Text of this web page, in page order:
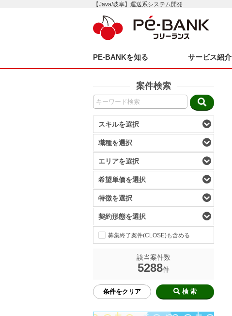
【Java/岐阜】運送系システム開発
PE-BANKを知る サービス紹介
案件検索
スキルを選択
職種を選択
エリアを選択
希望単価を選択
特徴を選択
契約形態を選択
募集終了案件(CLOSE)も含める
該当案件数
5288件
条件をクリア 検 索